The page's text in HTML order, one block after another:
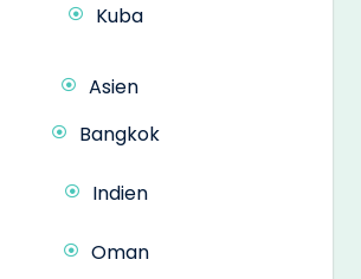
Kuba
Asien
Bangkok
Indien
Oman